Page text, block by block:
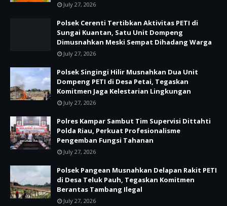
July 27, 2026
Polsek Cerenti Tertibkan Aktivitas PETI di
Sungai Kuantan, Satu Unit Dompeng
Dimusnahkan Meski Sempat Dihadang Warga
July 27, 2026
Polsek Singingi Hilir Musnahkan Dua Unit
Dompeng PETI di Desa Petai, Tegaskan
Komitmen Jaga Kelestarian Lingkungan
July 27, 2026
Polres Kampar Sambut Tim Supervisi Dittahti
Polda Riau, Perkuat Profesionalisme
Pengemban Fungsi Tahanan
July 27, 2026
Polsek Pangean Musnahkan Delapan Rakit PETI
di Desa Teluk Pauh, Tegaskan Komitmen
Berantas Tambang Ilegal
July 27, 2026